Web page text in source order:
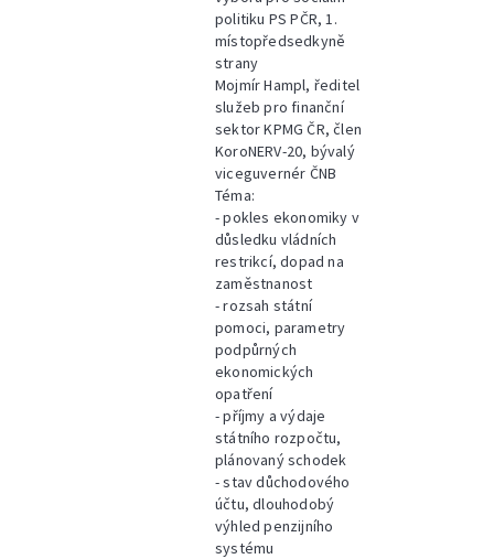
politiku PS PČR, 1.
místopředsedkyně
strany
Mojmír Hampl, ředitel
služeb pro finanční
sektor KPMG ČR, člen
KoroNERV-20, bývalý
viceguvernér ČNB
Téma:
- pokles ekonomiky v
důsledku vládních
restrikcí, dopad na
zaměstnanost
- rozsah státní
pomoci, parametry
podpůrných
ekonomických
opatření
- příjmy a výdaje
státního rozpočtu,
plánovaný schodek
- stav důchodového
účtu, dlouhodobý
výhled penzijního
systému